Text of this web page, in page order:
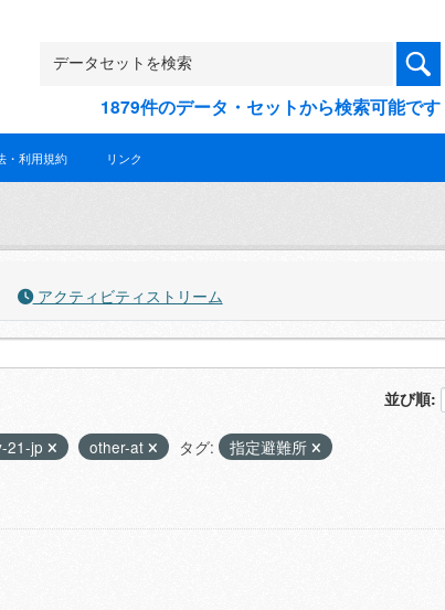
1879件のデータ・セットから検索可能です
・利用規約 リンク
アクティビティストリーム
並び順
21-jp other-at タグ:
指定避難所